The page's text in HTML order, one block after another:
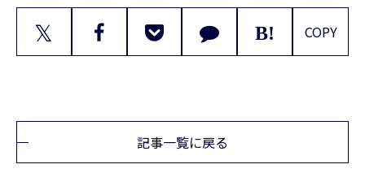
𝕏 COPY
記事一覧に戻る